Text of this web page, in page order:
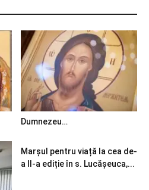
Dumnezeu…
Marșul pentru viață la cea de-
a II-a ediție în s. Lucășeuca,...